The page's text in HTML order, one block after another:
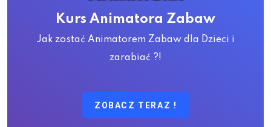
Kurs Animatora Zabaw
Jak zostać Animatorem Zabaw dla Dzieci i
zarabiać ?!
ZOBACZ TERAZ !